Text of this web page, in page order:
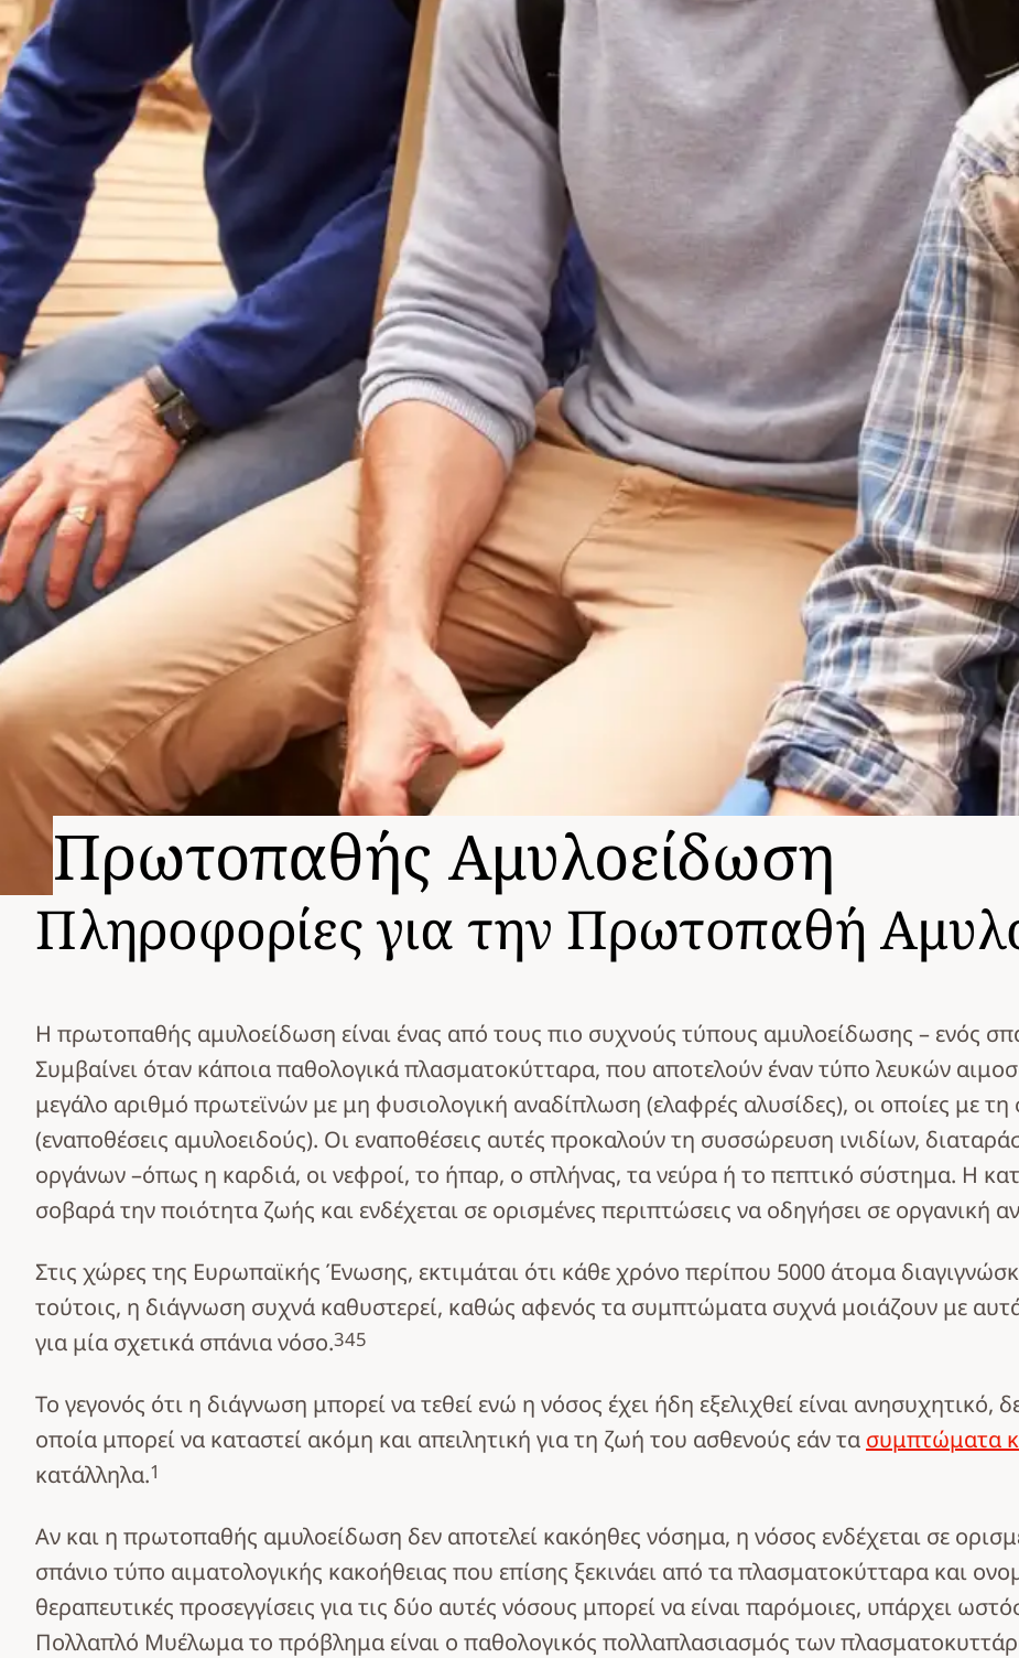
Πρωτοπαθής Αμυλοείδωση
Πληροφορίες για την Πρωτοπαθή
Η πρωτοπαθής αμυλοείδωση είναι ένας από τους πιο συχνούς τύπους αμυλοείδωσης – ενός
Συμβαίνει όταν κάποια παθολογικά πλασματοκύτταρα, που αποτελούν έναν τύπο λευκών
μεγάλο αριθμό πρωτεϊνών με μη φυσιολογική αναδίπλωση (ελαφρές αλυσίδες), οι οποίες με τη
(εναποθέσεις αμυλοειδούς). Οι εναποθέσεις αυτές προκαλούν τη συσσώρευση ινιδίων,
οργάνων –όπως η καρδιά, οι νεφροί, το ήπαρ, ο σπλήνας, τα νεύρα ή το πεπτικό σύστημα. Η
σοβαρά την ποιότητα ζωής και ενδέχεται σε ορισμένες περιπτώσεις να οδηγήσει σε οργανική
Στις χώρες της Ευρωπαϊκής Ένωσης, εκτιμάται ότι κάθε χρόνο περίπου 5000 άτομα
τούτοις, η διάγνωση συχνά καθυστερεί, καθώς αφενός τα συμπτώματα συχνά μοιάζουν με
για μία σχετικά σπάνια νόσο.345
Το γεγονός ότι η διάγνωση μπορεί να τεθεί ενώ η νόσος έχει ήδη εξελιχθεί είναι
οποία μπορεί να καταστεί ακόμη και απειλητική για τη ζωή του ασθενούς εάν τα συμπτώματα
κατάλληλα.1
Αν και η πρωτοπαθής αμυλοείδωση δεν αποτελεί κακόηθες νόσημα, η νόσος ενδέχεται σε
σπάνιο τύπο αιματολογικής κακοήθειας που επίσης ξεκινάει από τα πλασματοκύτταρα και
θεραπευτικές προσεγγίσεις για τις δύο αυτές νόσους μπορεί να είναι παρόμοιες, υπάρχει
Πολλαπλό Μυέλωμα το πρόβλημα είναι ο παθολογικός πολλαπλασιασμός των